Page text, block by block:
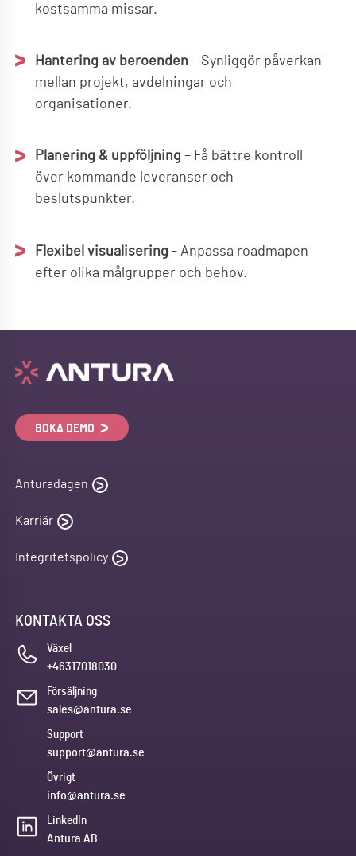
kostsamma missar.
Hantering av beroenden – Synliggör påverkan
mellan projekt, avdelningar och
organisationer.
Planering & uppföljning– Få bättre kontroll
över kommande leveranser och
beslutspunkter.
Flexibel visualisering - Anpassa roadmapen
efter olika målgrupper och behov.
BOKA DEMO
Anturadagen
Karriär
Integritetspolicy
KONTAKTA OSS
Växel
+46317018030
Försäljning
sales@antura.se
Support
support@antura.se
Övrigt
info@antura.se
LinkedIn
Antura AB